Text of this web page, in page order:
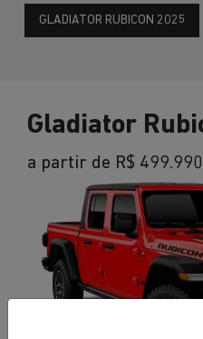
GLADIATOR RUBICON 2025
Gladiator
a partir de R$